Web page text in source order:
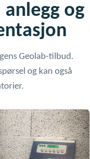
og
Geolab-tilbud.
og kan også